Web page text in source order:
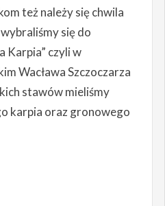
też należy się chwila
się do
Karpia” czyli w
Wacława Szczoczarza
stawów mieliśmy
karpia oraz gronowego